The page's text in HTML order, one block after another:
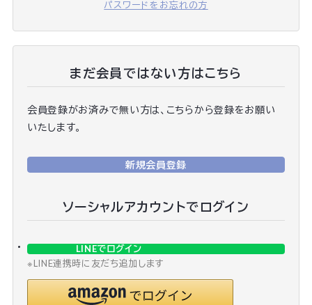
パスワードをお忘れの方
まだ会員ではない方はこちら
会員登録がお済みで無い方は、こちらから登録をお願い
いたします。
新規会員登録
ソーシャルアカウントでログイン
LINEでログイン
※LINE連携時に友だち追加します